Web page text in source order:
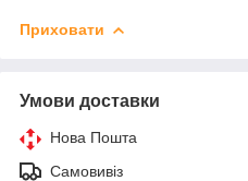
Приховати
Умови доставки
Нова Пошта
Самовивіз